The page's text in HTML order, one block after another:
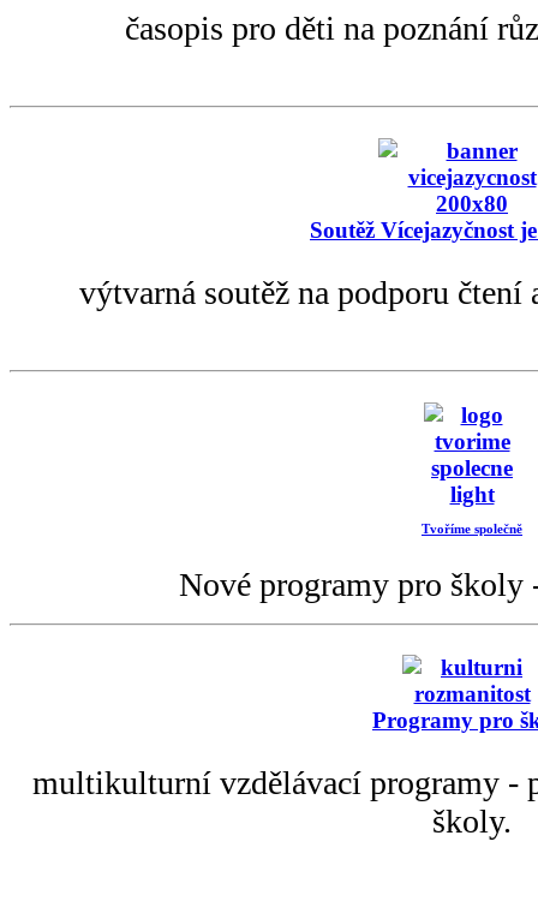
časopis pro děti na poznání
Soutěž Vícejazyčnost
výtvarná soutěž na podporu
Tvoříme společně
Nové programy pro
Programy pro
multikulturní vzdělávací programy -
školy.